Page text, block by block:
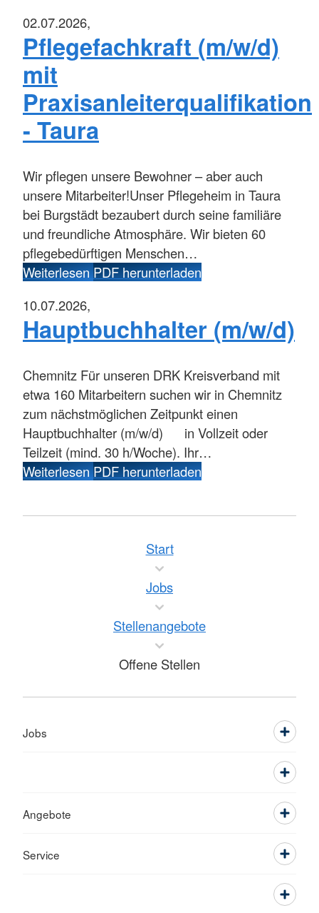
02.07.2026,
Pflegefachkraft (m/w/d)
mit
Praxisanleiterqualifikation
- Taura
Wir pflegen unsere Bewohner – aber auch
unsere Mitarbeiter!Unser Pflegeheim in Taura
bei Burgstädt bezaubert durch seine familiäre
und freundliche Atmosphäre. Wir bieten 60
pflegebedürftigen Menschen…
WeiterlesenPDF herunterladen
10.07.2026,
Hauptbuchhalter (m/w/d)
Chemnitz Für unseren DRK Kreisverband mit
etwa 160 Mitarbeitern suchen wir in Chemnitz
zum nächstmöglichen Zeitpunkt einen
Hauptbuchhalter (m/w/d) in Vollzeit oder
Teilzeit (mind. 30 h/Woche). Ihr…
WeiterlesenPDF herunterladen
Start
Jobs
Stellenangebote
Offene Stellen
Jobs
Angebote
Service